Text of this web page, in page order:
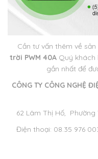
Cần tư vấn thêm về
trời PWM 40A Quý khách
gần nhất để
CÔNG TY CÔNG NGHỆ
62 Lâm Thị Hố, Phường
Điện thoại: 08.35 976